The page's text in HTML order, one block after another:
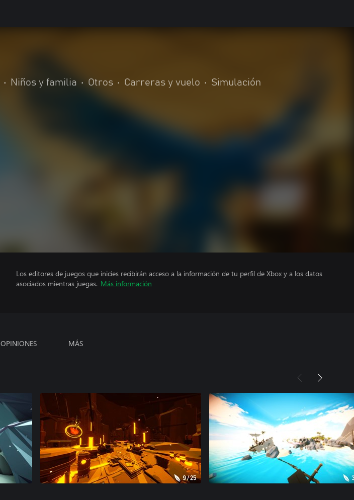
• Niños y familia • Otros • Carreras y vuelo • Simulación
Los editores de juegos que inicies recibirán acceso a la información de tu perfil de Xbox y a los datos
asociados mientras juegas. Más información
OPINIONES MÁS